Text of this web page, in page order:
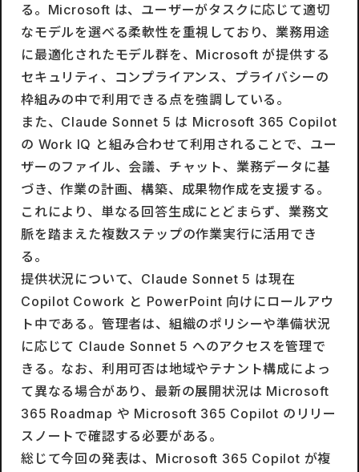
る。Microsoft は、ユーザーがタスクに応じて適切
なモデルを選べる柔軟性を重視しており、業務用途
に最適化されたモデル群を、Microsoft が提供する
セキュリティ、コンプライアンス、プライバシーの
枠組みの中で利用できる点を強調している。
また、Claude Sonnet 5 は Microsoft 365 Copilot
の Work IQ と組み合わせて利用されることで、ユー
ザーのファイル、会議、チャット、業務データに基
づき、作業の計画、構築、成果物作成を支援する。
これにより、単なる回答生成にとどまらず、業務文
脈を踏まえた複数ステップの作業実行に活用でき
る。
提供状況について、Claude Sonnet 5 は現在
Copilot Cowork と PowerPoint 向けにロールアウ
ト中である。管理者は、組織のポリシーや準備状況
に応じて Claude Sonnet 5 へのアクセスを管理で
きる。なお、利用可否は地域やテナント構成によっ
て異なる場合があり、最新の展開状況は Microsoft
365 Roadmap や Microsoft 365 Copilot のリリー
スノートで確認する必要がある。
総じて今回の発表は、Microsoft 365 Copilot が複